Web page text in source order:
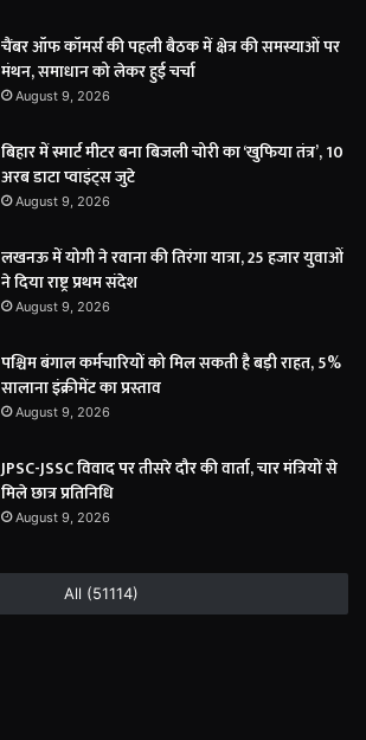
चैंबर ऑफ कॉमर्स की पहली बैठक में क्षेत्र की समस्याओं पर
मंथन, समाधान को लेकर हुई चर्चा
August 9, 2026
बिहार में स्मार्ट मीटर बना बिजली चोरी का ‘खुफिया तंत्र’, 10
अरब डाटा प्वाइंट्स जुटे
August 9, 2026
लखनऊ में योगी ने रवाना की तिरंगा यात्रा, 25 हजार युवाओं
ने दिया राष्ट्र प्रथम संदेश
August 9, 2026
पश्चिम बंगाल कर्मचारियों को मिल सकती है बड़ी राहत, 5%
सालाना इंक्रीमेंट का प्रस्ताव
August 9, 2026
JPSC-JSSC विवाद पर तीसरे दौर की वार्ता, चार मंत्रियों से
मिले छात्र प्रतिनिधि
August 9, 2026
All (51114)